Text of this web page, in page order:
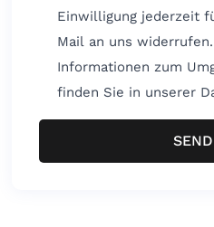
Einwilligung jederzeit
Mail an uns
Informationen zum
finden Sie in unserer